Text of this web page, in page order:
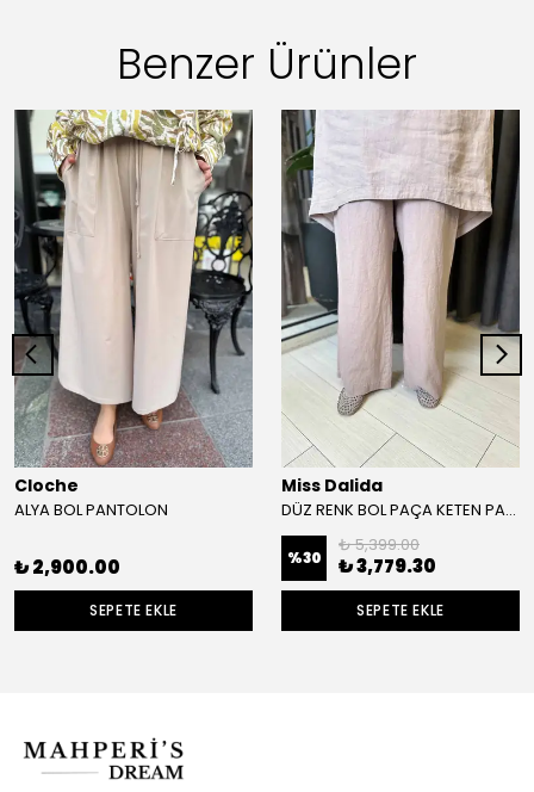
Benzer Ürünler
Cloche
ALYA BOL PANTOLON
₺ 2,900.00
SEPETE EKLE
Miss Dalida
DÜZ RENK BOL PAÇA KETEN PANTOLON
%30
₺ 5,399.00
₺ 3,779.30
SEPETE EKLE